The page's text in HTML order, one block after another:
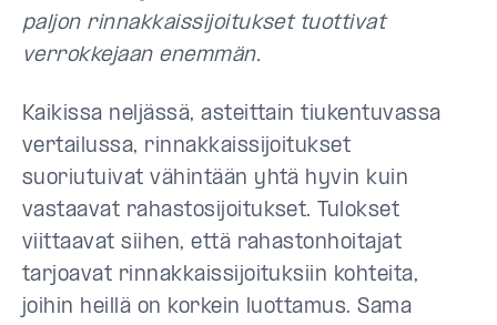
paljon rinnakkaissijoitukset tuottivat
verrokkejaan enemmän.
Kaikissa neljässä, asteittain tiukentuvassa
vertailussa, rinnakkaissijoitukset
suoriutuivat vähintään yhtä hyvin kuin
vastaavat rahastosijoitukset. Tulokset
viittaavat siihen, että rahastonhoitajat
tarjoavat rinnakkaissijoituksiin kohteita,
joihin heillä on korkein luottamus. Sama